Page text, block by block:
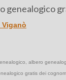
genealogico
, albero
gratis dei